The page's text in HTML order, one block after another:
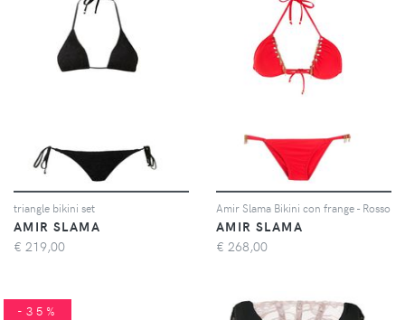
triangle bikini set
AMIR SLAMA
€ 219,00
Amir Slama Bikini con frange - Rosso
AMIR SLAMA
€ 268,00
-35%